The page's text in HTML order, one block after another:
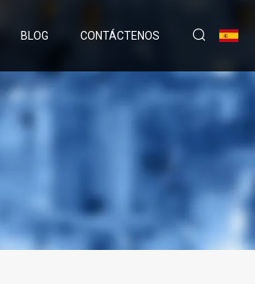
BLOG CONTÁCTENOS